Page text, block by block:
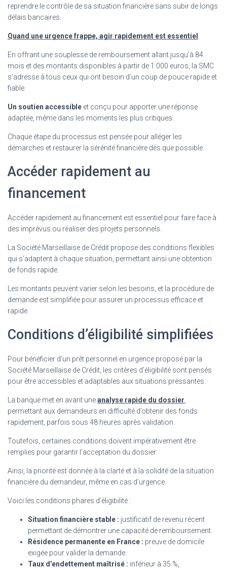
reprendre le contrôle de sa situation financière sans subir de longs
délais bancaires.
Quand une urgence frappe, agir rapidement est essentiel
En offrant une souplesse de remboursement allant jusqu’à 84
mois et des montants disponibles à partir de 1 000 euros, la SMC
s’adresse à tous ceux qui ont besoin d’un coup de pouce rapide et
fiable.
Un soutien accessible et conçu pour apporter une réponse
adaptée, même dans les moments les plus critiques.
Chaque étape du processus est pensée pour alléger les
démarches et restaurer la sérénité financière dès que possible.
Accéder rapidement au
financement
Accéder rapidement au financement est essentiel pour faire face à
des imprévus ou réaliser des projets personnels.
La Société Marseillaise de Crédit propose des conditions flexibles
qui s’adaptent à chaque situation, permettant ainsi une obtention
de fonds rapide.
Les montants peuvent varier selon les besoins, et la procédure de
demande est simplifiée pour assurer un processus efficace et
rapide.
Conditions d’éligibilité simplifiées
Pour bénéficier d’un prêt personnel en urgence proposé par la
Société Marseillaise de Crédit, les critères d’éligibilité sont pensés
pour être accessibles et adaptables aux situations pressantes.
La banque met en avant uneanalyse rapide du dossier
permettant aux demandeurs en difficulté d’obtenir des fonds
rapidement, parfois sous 48 heures après validation.
Toutefois, certaines conditions doivent impérativement être
remplies pour garantir l’acceptation du dossier.
Ainsi, la priorité est donnée à la clarté et à la solidité de la situation
financière du demandeur, même en cas d’urgence.
Voici les conditions phares d’éligibilité :
Situation financière stable : justificatif de revenu récent
permettant de démontrer une capacité de remboursement.
Résidence permanente en France : preuve de domicile
exigée pour valider la demande.
Taux d’endettement maîtrisé : inférieur à 35 %,